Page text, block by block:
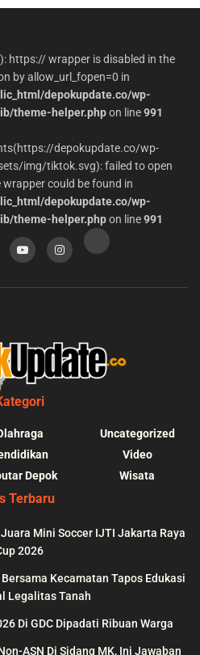
https:// wrapper is disabled in the
by allow_url_fopen=0 in
depokupdate.co/wp-
theme-helper.phpon line991
depokupdate.co/wp-
img/tiktok.svg): failed to open
could be found in
depokupdate.co/wp-
theme-helper.phpon line991
Depok
Uncategorized
Video
Wisata
Terbaru
Mini Soccer IJTI Jakarta Raya
2026
Kecamatan Tapos Edukasi
Legalitas Tanah
Di GDC Dipadati Ribuan Warga
ASN Di Sidang MK, Ini Jawaban
line
:
content/themes/
could be found in